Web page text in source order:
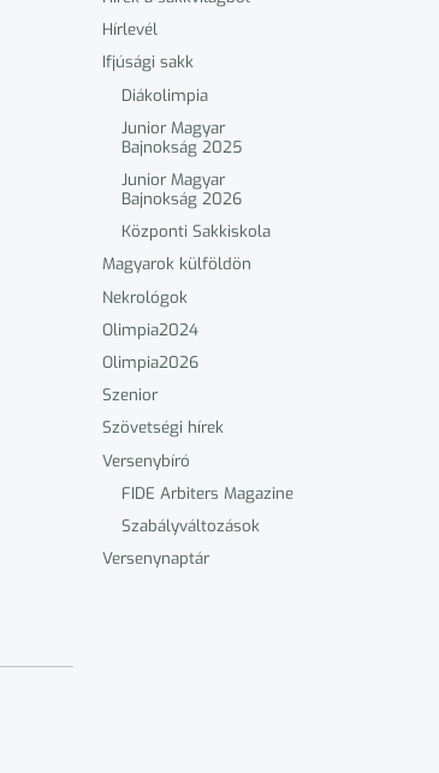
Hírlevél
Ifjúsági sakk
Diákolimpia
Junior Magyar
Bajnokság 2025
Junior Magyar
Bajnokság 2026
Központi Sakkiskola
Magyarok külföldön
Nekrológok
Olimpia2024
Olimpia2026
Szenior
Szövetségi hírek
Versenybíró
FIDE Arbiters Magazine
Szabályváltozások
Versenynaptár